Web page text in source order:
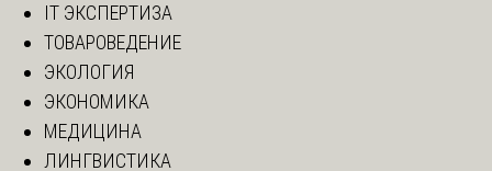
IT ЭКСПЕРТИЗА
ТОВАРОВЕДЕНИЕ
ЭКОЛОГИЯ
ЭКОНОМИКА
МЕДИЦИНА
ЛИНГВИСТИКА